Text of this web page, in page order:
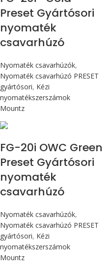
Preset Gyártósori
nyomaték
csavarhúzó
Nyomaték csavarhúzók,
Nyomaték csavarhúzó PRESET
gyártósori, Kézi
nyomatékszerszámok
Mountz
FG-20i OWC Green
Preset Gyártósori
nyomaték
csavarhúzó
Nyomaték csavarhúzók,
Nyomaték csavarhúzó PRESET
gyártósori, Kézi
nyomatékszerszámok
Mountz